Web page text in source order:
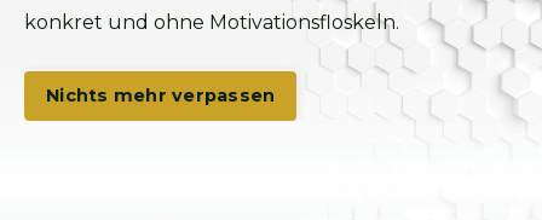
konkret und ohne Motivationsfloskeln.
Nichts mehr verpassen